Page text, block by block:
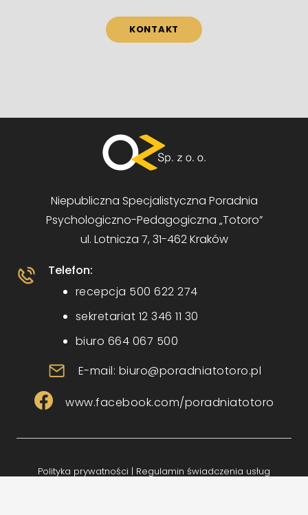
KONTAKT
Niepubliczna Specjalistyczna Poradnia
Psychologiczno-Pedagogiczna „Totoro”
ul. Lotnicza 7, 31-462 Kraków
Telefon:
recepcja 500 622 274
sekretariat 12 346 11 30
biuro 664 067 500
E-mail: biuro@poradniatotoro.pl
www.facebook.com/poradniatotoro
Polityka prywatności | Regulamin świadczenia usług